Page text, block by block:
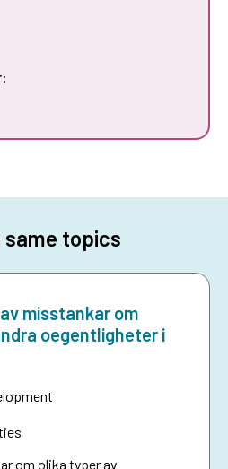
topics
misstankar om
oegentligheter i
om olika typer av